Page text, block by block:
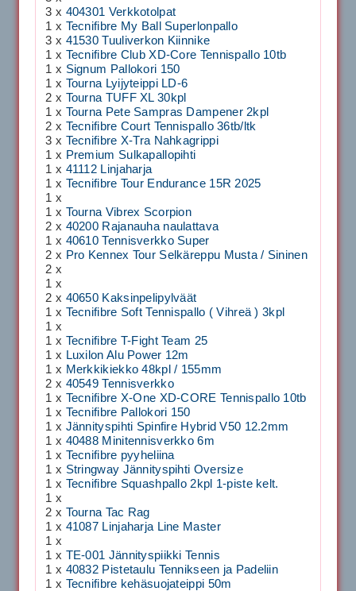
3 x 404301 Verkkotolpat
1 x Tecnifibre My Ball Superlonpallo
3 x 41530 Tuuliverkon Kiinnike
1 x Tecnifibre Club XD-Core Tennispallo 10tb
1 x Signum Pallokori 150
1 x Tourna Lyijyteippi LD-6
2 x Tourna TUFF XL 30kpl
1 x Tourna Pete Sampras Dampener 2kpl
2 x Tecnifibre Court Tennispallo 36tb/ltk
3 x Tecnifibre X-Tra Nahkagrippi
1 x Premium Sulkapallopihti
1 x 41112 Linjaharja
1 x Tecnifibre Tour Endurance 15R 2025
1 x
1 x Tourna Vibrex Scorpion
2 x 40200 Rajanauha naulattava
1 x 40610 Tennisverkko Super
2 x Pro Kennex Tour Selkäreppu Musta / Sininen
2 x
1 x
2 x 40650 Kaksinpelipylväät
1 x Tecnifibre Soft Tennispallo ( Vihreä ) 3kpl
1 x
1 x Tecnifibre T-Fight Team 25
1 x Luxilon Alu Power 12m
1 x Merkkikiekko 48kpl / 155mm
2 x 40549 Tennisverkko
1 x Tecnifibre X-One XD-CORE Tennispallo 10tb
1 x Tecnifibre Pallokori 150
1 x Jännityspihti Spinfire Hybrid V50 12.2mm
1 x 40488 Minitennisverkko 6m
1 x Tecnifibre pyyheliina
1 x Stringway Jännityspihti Oversize
1 x Tecnifibre Squashpallo 2kpl 1-piste kelt.
1 x
2 x Tourna Tac Rag
1 x 41087 Linjaharja Line Master
1 x
1 x TE-001 Jännityspiikki Tennis
1 x 40832 Pistetaulu Tennikseen ja Padeliin
1 x Tecnifibre kehäsuojateippi 50m